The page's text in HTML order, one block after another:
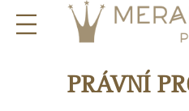
PRÁVNÍ